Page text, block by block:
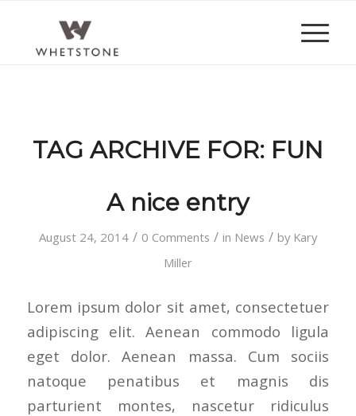
TAG ARCHIVE FOR: FUN
A nice entry
August 24, 2014 / 0 Comments / in News / by Kary
Miller
Lorem ipsum dolor sit amet, consectetuer
adipiscing elit. Aenean commodo ligula
eget dolor. Aenean massa. Cum sociis
natoque penatibus et magnis dis
parturient montes, nascetur ridiculus